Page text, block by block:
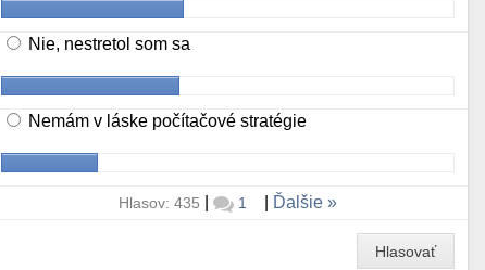
Nie, nestretol som sa
Nemám v láske počítačové stratégie
Hlasov: 435 | 1 Ďalšie
Hlasovať